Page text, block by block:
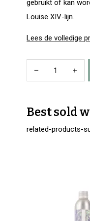
gebruikt of kan
Louise XIV-lijn.
Lees de volledige
Best sold
related-products-